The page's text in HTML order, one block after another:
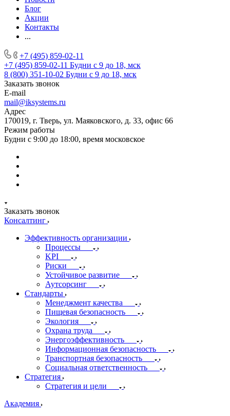
Блог
Акции
Контакты
...
+7 (495) 859-02-11
+7 (495) 859-02-11 Будни с 9 до 18, мск
8 (800) 351-10-02 Будни с 9 до 18, мск
Заказать звонок
E-mail
mail@iksystems.ru
Адрес
170019, г. Тверь, ул. Маяковского, д. 33, офис 66
Режим работы
Будни с 9:00 до 18:00, время московское
Заказать звонок
Консалтинг
Эффективность организации
Процессы
KPI
Риски
Устойчивое развитие
Аутсорсинг
Стандарты
Менеджмент качества
Пищевая безопасность
Экология
Охрана труда
Энергоэффективность
Информационная безопасность
Транспортная безопасность
Социальная ответственность
Стратегия
Стратегия и цели
Академия